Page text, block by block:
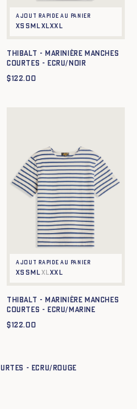
Ajout rapide au panier
XS S M L XLXXL
Thibalt - Marinière manches
courtes - ECRU/NOIR
$122.00
Ajout rapide au panier
XS S M L XLXXL
Thibalt - Marinière manches
courtes - ECRU/MARINE
$122.00
- ECRU/ROUGE